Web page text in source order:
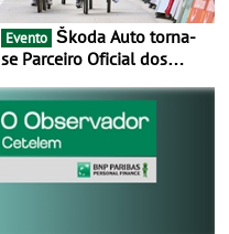
Evento
se Parceiro Oficial dos
BTT e Gravel da UCI - Para
os anos de 2025 e 2026